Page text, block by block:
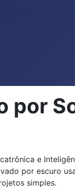
por
e
por escuro
simples.